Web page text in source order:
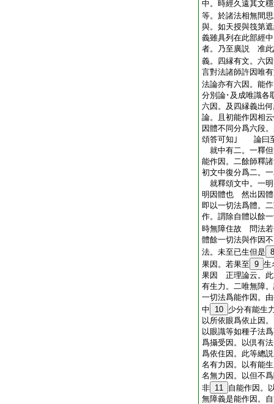
中。時經久遠其文
等。於諸法相無間
與。如天授與筏第
義雖具列在此部經
者。乃至廣説 准此
義。四縁有文。六
言對法諸師許因唯
法論亦有六因。能
分別論･及成唯識各
六因。及四縁義出
論。且初能作因相
因體不同分爲六段
頌答可知｣ 論曰至
就中有二。一釋
能作因。二餘師釋
初文中復分爲二。
就釋頌文中。一
明因體也 然出因體
即以一切法爲體。
作。謂除自體以餘
時無障住故 問法若
體餘一切法與作因
法。未至已生但是 8
果因。若果至 9 生
果因 正理論云。此
有生力。二唯無障
一切法爲能作因。
中
10 少分有能生
以所依眼爲依止因
以眼識等如種子法
爲攝受因。以倶有
爲依住因。此等總
名有力因。以有能
名無力因。以但不
非 11 自能作因。
無障義是能作因。